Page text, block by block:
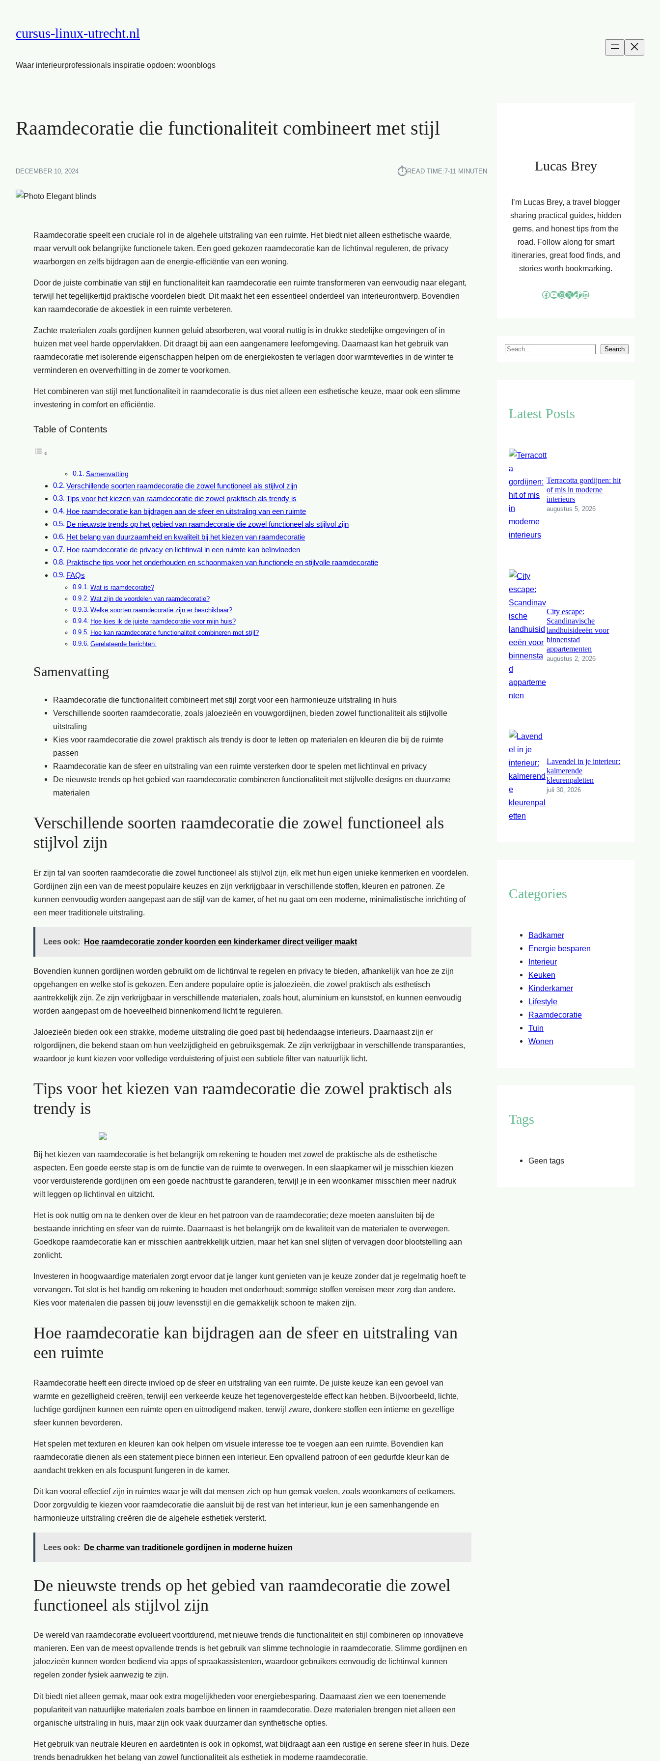
cursus-linux-utrecht.nl
Waar interieurprofessionals inspiratie opdoen: woonblogs
Raamdecoratie die functionaliteit combineert met stijl
DECEMBER 10, 2024 ⏱︎READ TIME:7-11 MINUTEN
Raamdecoratie speelt een cruciale rol in de algehele uitstraling van een ruimte. Het biedt niet alleen esthetische waarde,
maar vervult ook belangrijke functionele taken. Een goed gekozen raamdecoratie kan de lichtinval reguleren, de privacy
waarborgen en zelfs bijdragen aan de energie-efficiëntie van een woning.
Door de juiste combinatie van stijl en functionaliteit kan raamdecoratie een ruimte transformeren van eenvoudig naar elegant,
terwijl het tegelijkertijd praktische voordelen biedt. Dit maakt het een essentieel onderdeel van interieurontwerp. Bovendien
kan raamdecoratie de akoestiek in een ruimte verbeteren.
Zachte materialen zoals gordijnen kunnen geluid absorberen, wat vooral nuttig is in drukke stedelijke omgevingen of in
huizen met veel harde oppervlakken. Dit draagt bij aan een aangenamere leefomgeving. Daarnaast kan het gebruik van
raamdecoratie met isolerende eigenschappen helpen om de energiekosten te verlagen door warmteverlies in de winter te
verminderen en oververhitting in de zomer te voorkomen.
Het combineren van stijl met functionaliteit in raamdecoratie is dus niet alleen een esthetische keuze, maar ook een slimme
investering in comfort en efficiëntie.
Table of Contents
Samenvatting
Verschillende soorten raamdecoratie die zowel functioneel als stijlvol zijn
Tips voor het kiezen van raamdecoratie die zowel praktisch als trendy is
Hoe raamdecoratie kan bijdragen aan de sfeer en uitstraling van een ruimte
De nieuwste trends op het gebied van raamdecoratie die zowel functioneel als stijlvol zijn
Het belang van duurzaamheid en kwaliteit bij het kiezen van raamdecoratie
Hoe raamdecoratie de privacy en lichtinval in een ruimte kan beïnvloeden
Praktische tips voor het onderhouden en schoonmaken van functionele en stijlvolle raamdecoratie
FAQs
Wat is raamdecoratie?
Wat zijn de voordelen van raamdecoratie?
Welke soorten raamdecoratie zijn er beschikbaar?
Hoe kies ik de juiste raamdecoratie voor mijn huis?
Hoe kan raamdecoratie functionaliteit combineren met stijl?
Gerelateerde berichten:
Samenvatting
Raamdecoratie die functionaliteit combineert met stijl zorgt voor een harmonieuze uitstraling in huis
Verschillende soorten raamdecoratie, zoals jaloezieën en vouwgordijnen, bieden zowel functionaliteit als stijlvolle
uitstraling
Kies voor raamdecoratie die zowel praktisch als trendy is door te letten op materialen en kleuren die bij de ruimte
passen
Raamdecoratie kan de sfeer en uitstraling van een ruimte versterken door te spelen met lichtinval en privacy
De nieuwste trends op het gebied van raamdecoratie combineren functionaliteit met stijlvolle designs en duurzame
materialen
Verschillende soorten raamdecoratie die zowel functioneel als
stijlvol zijn
Er zijn tal van soorten raamdecoratie die zowel functioneel als stijlvol zijn, elk met hun eigen unieke kenmerken en voordelen.
Gordijnen zijn een van de meest populaire keuzes en zijn verkrijgbaar in verschillende stoffen, kleuren en patronen. Ze
kunnen eenvoudig worden aangepast aan de stijl van de kamer, of het nu gaat om een moderne, minimalistische inrichting of
een meer traditionele uitstraling.
Lees ook: Hoe raamdecoratie zonder koorden een kinderkamer direct veiliger maakt
Bovendien kunnen gordijnen worden gebruikt om de lichtinval te regelen en privacy te bieden, afhankelijk van hoe ze zijn
opgehangen en welke stof is gekozen. Een andere populaire optie is jaloezieën, die zowel praktisch als esthetisch
aantrekkelijk zijn. Ze zijn verkrijgbaar in verschillende materialen, zoals hout, aluminium en kunststof, en kunnen eenvoudig
worden aangepast om de hoeveelheid binnenkomend licht te reguleren.
Jaloezieën bieden ook een strakke, moderne uitstraling die goed past bij hedendaagse interieurs. Daarnaast zijn er
rolgordijnen, die bekend staan om hun veelzijdigheid en gebruiksgemak. Ze zijn verkrijgbaar in verschillende transparanties,
waardoor je kunt kiezen voor volledige verduistering of juist een subtiele filter van natuurlijk licht.
Tips voor het kiezen van raamdecoratie die zowel praktisch als
trendy is
Bij het kiezen van raamdecoratie is het belangrijk om rekening te houden met zowel de praktische als de esthetische
aspecten. Een goede eerste stap is om de functie van de ruimte te overwegen. In een slaapkamer wil je misschien kiezen
voor verduisterende gordijnen om een goede nachtrust te garanderen, terwijl je in een woonkamer misschien meer nadruk
wilt leggen op lichtinval en uitzicht.
Het is ook nuttig om na te denken over de kleur en het patroon van de raamdecoratie; deze moeten aansluiten bij de
bestaande inrichting en sfeer van de ruimte. Daarnaast is het belangrijk om de kwaliteit van de materialen te overwegen.
Goedkope raamdecoratie kan er misschien aantrekkelijk uitzien, maar het kan snel slijten of vervagen door blootstelling aan
zonlicht.
Investeren in hoogwaardige materialen zorgt ervoor dat je langer kunt genieten van je keuze zonder dat je regelmatig hoeft te
vervangen. Tot slot is het handig om rekening te houden met onderhoud; sommige stoffen vereisen meer zorg dan andere.
Kies voor materialen die passen bij jouw levensstijl en die gemakkelijk schoon te maken zijn.
Hoe raamdecoratie kan bijdragen aan de sfeer en uitstraling van
een ruimte
Raamdecoratie heeft een directe invloed op de sfeer en uitstraling van een ruimte. De juiste keuze kan een gevoel van
warmte en gezelligheid creëren, terwijl een verkeerde keuze het tegenovergestelde effect kan hebben. Bijvoorbeeld, lichte,
luchtige gordijnen kunnen een ruimte open en uitnodigend maken, terwijl zware, donkere stoffen een intieme en gezellige
sfeer kunnen bevorderen.
Het spelen met texturen en kleuren kan ook helpen om visuele interesse toe te voegen aan een ruimte. Bovendien kan
raamdecoratie dienen als een statement piece binnen een interieur. Een opvallend patroon of een gedurfde kleur kan de
aandacht trekken en als focuspunt fungeren in de kamer.
Dit kan vooral effectief zijn in ruimtes waar je wilt dat mensen zich op hun gemak voelen, zoals woonkamers of eetkamers.
Door zorgvuldig te kiezen voor raamdecoratie die aansluit bij de rest van het interieur, kun je een samenhangende en
harmonieuze uitstraling creëren die de algehele esthetiek versterkt.
Lees ook: De charme van traditionele gordijnen in moderne huizen
De nieuwste trends op het gebied van raamdecoratie die zowel
functioneel als stijlvol zijn
De wereld van raamdecoratie evolueert voortdurend, met nieuwe trends die functionaliteit en stijl combineren op innovatieve
manieren. Een van de meest opvallende trends is het gebruik van slimme technologie in raamdecoratie. Slimme gordijnen en
jaloezieën kunnen worden bediend via apps of spraakassistenten, waardoor gebruikers eenvoudig de lichtinval kunnen
regelen zonder fysiek aanwezig te zijn.
Dit biedt niet alleen gemak, maar ook extra mogelijkheden voor energiebesparing. Daarnaast zien we een toenemende
populariteit van natuurlijke materialen zoals bamboe en linnen in raamdecoratie. Deze materialen brengen niet alleen een
organische uitstraling in huis, maar zijn ook vaak duurzamer dan synthetische opties.
Het gebruik van neutrale kleuren en aardetinten is ook in opkomst, wat bijdraagt aan een rustige en serene sfeer in huis. Deze
trends benadrukken het belang van zowel functionaliteit als esthetiek in moderne raamdecoratie.
Lucas Brey
I’m Lucas Brey, a travel blogger
sharing practical guides, hidden
gems, and honest tips from the
road. Follow along for smart
itineraries, great food finds, and
stories worth bookmarking.
Facebook YouTube InstagramX TikTok LinkedIn
S
Search
Latest Posts
Terracotta gordijnen: hit
of mis in moderne
interieurs
augustus 5, 2026
City escape:
Scandinavische
landhuisideeën voor
binnenstad
appartementen
augustus 2, 2026
Lavendel in je interieur:
kalmerende
kleurenpaletten
juli 30, 2026
Categories
Badkamer
Energie besparen
Interieur
Keuken
Kinderkamer
Lifestyle
Raamdecoratie
Tuin
Wonen
Tags
Geen tags